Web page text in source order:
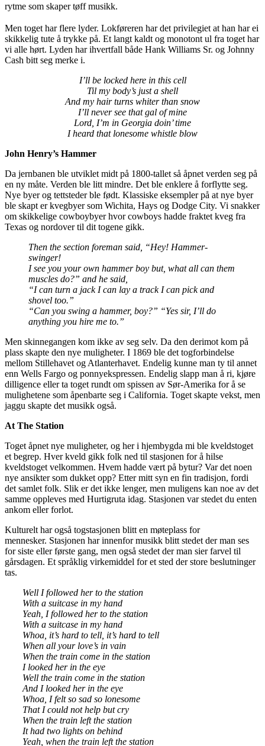
rytme som skaper tøff musikk.
Men toget har flere lyder. Lokføreren har det privilegiet at han har ei
skikkelig tute å trykke på. Et langt kaldt og monotont ul fra toget har
vi alle hørt. Lyden har ihvertfall både Hank Williams Sr. og Johnny
Cash bitt seg merke i.
I’ll be locked here in this cell
Til my body’s just a shell
And my hair turns whiter than snow
I’ll never see that gal of mine
Lord, I’m in Georgia doin’ time
I heard that lonesome whistle blow
John Henry’s Hammer
Da jernbanen ble utviklet midt på 1800-tallet så åpnet verden seg på
en ny måte. Verden ble litt mindre. Det ble enklere å forflytte seg.
Nye byer og tettsteder ble født. Klassiske eksempler på at nye byer
ble skapt er kvegbyer som Wichita, Hays og Dodge City. Vi snakker
om skikkelige cowboybyer hvor cowboys hadde fraktet kveg fra
Texas og nordover til dit togene gikk.
Then the section foreman said, “Hey! Hammer-
swinger!
I see you your own hammer boy but, what all can them
muscles do?” and he said,
“I can turn a jack I can lay a track I can pick and
shovel too.”
“Can you swing a hammer, boy?” “Yes sir, I’ll do
anything you hire me to.”
Men skinnegangen kom ikke av seg selv. Da den derimot kom på
plass skapte den nye muligheter. I 1869 ble det togforbindelse
mellom Stillehavet og Atlanterhavet. Endelig kunne man ty til annet
enn Wells Fargo og ponnyekspressen. Endelig slapp man å ri, kjøre
dilligence eller ta toget rundt om spissen av Sør-Amerika for å se
mulighetene som åpenbarte seg i California. Toget skapte vekst, men
jaggu skapte det musikk også.
At The Station
Toget åpnet nye muligheter, og her i hjembygda mi ble kveldstoget
et begrep. Hver kveld gikk folk ned til stasjonen for å hilse
kveldstoget velkommen. Hvem hadde vært på bytur? Var det noen
nye ansikter som dukket opp? Etter mitt syn en fin tradisjon, fordi
det samlet folk. Slik er det ikke lenger, men muligens kan noe av det
samme oppleves med Hurtigruta idag. Stasjonen var stedet du enten
ankom eller forlot.
Kulturelt har også togstasjonen blitt en møteplass for
mennesker. Stasjonen har innenfor musikk blitt stedet der man ses
for siste eller første gang, men også stedet der man sier farvel til
gårsdagen. Et språklig virkemiddel for et sted der store beslutninger
tas.
Well I followed her to the station
With a suitcase in my hand
Yeah, I followed her to the station
With a suitcase in my hand
Whoa, it’s hard to tell, it’s hard to tell
When all your love’s in vain
When the train come in the station
I looked her in the eye
Well the train come in the station
And I looked her in the eye
Whoa, I felt so sad so lonesome
That I could not help but cry
When the train left the station
It had two lights on behind
Yeah, when the train left the station